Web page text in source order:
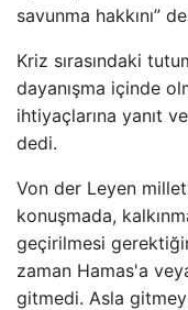
savunma hakkını”
Kriz sırasındaki
dayanışma içinde
ihtiyaçlarına yanıt
dedi.
Von der Leyen
konuşmada,
geçirilmesi
zaman Hamas'a
gitmedi. Asla